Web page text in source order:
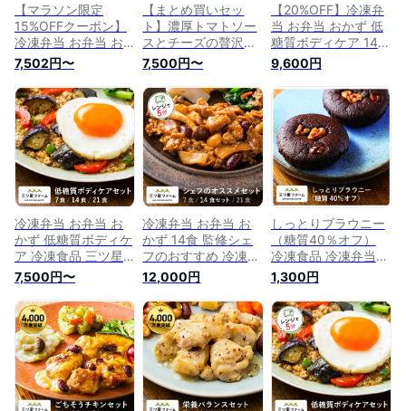
【マラソン限定
15%OFFクーポン】
冷凍弁当 お弁当 お
かず 鉄板セット（7
食/14食/21食） 冷凍
食品 一人暮らし カ
ロリー 健康 簡単 時
短調理 減塩 栄養送
料無料 お弁当 冷凍
食品 おかず 一人暮
らし お惣菜 弁当 宅
配 セット
7,502円〜
【まとめ買いセッ
ト】濃厚トマトソー
スとチーズの贅沢ハ
ンバーグ（7食/14
食/21食） 冷凍食品
一人暮らし カロリー
健康 簡単 時短調理
減塩 栄養送料無料
お弁当 冷凍食品 お
かず 一人暮らし お
惣菜 弁当 宅配 セッ
ト ヘルシー 宅配弁
当 低糖質 高たんぱ
く 三ツ星ファーム
7,500円〜
【20%OFF】冷凍弁
当 お弁当 おかず 低
糖質ボディケア 14食
冷凍食品 三ツ星ファ
ーム 一人暮らし カ
ロリー 健康 簡単 時
短調理 減塩 栄養送
料無料 お弁当 冷凍
食品 おかず 一人暮
らし お惣菜 冷凍総
菜 弁当 宅配
9,600円
冷凍弁当 お弁当 お
かず 低糖質ボディケ
ア 冷凍食品 三ツ星
ファーム 一人暮らし
カロリー 健康 簡単
時短調理 減塩 栄養
送料無料 お弁当 冷
凍食品 おかず 一人
暮らし お惣菜 冷凍
総菜 弁当 宅配
7,500円〜
冷凍弁当 お弁当 お
かず 14食 監修シェ
フのおすすめ 冷凍食
品 一人暮らし カロ
リー 三ツ星ファーム
健康 簡単 時短調理
減塩 栄養バランス送
料無料 お弁当 冷凍
食品 おかず 一人暮
らし お惣菜 冷凍総
菜 弁当 宅配
12,000円
しっとりブラウニー
（糖質40％オフ）
冷凍食品 冷凍弁当
お弁当 おかず カロ
リー 健康 簡単 時短
調理 減塩 栄養バラ
ンス低糖質スイーツ
お弁当 冷凍食品 お
かず 一人暮らし お
惣菜 冷凍総菜 弁当
宅配
1,300円